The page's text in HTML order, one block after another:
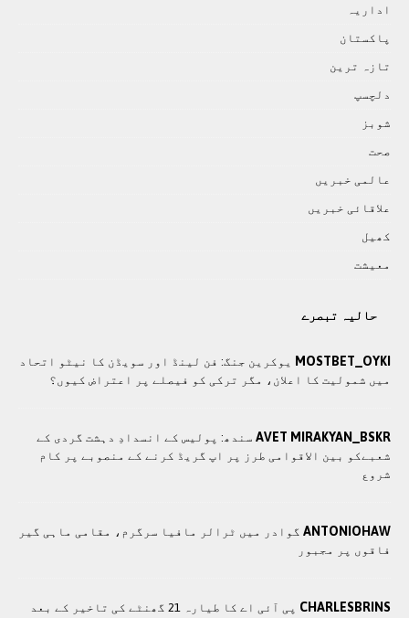
اداريہ
پاکستان
تازہ ترين
دلچسپ
شوبز
صحت
عالمی خبريں
علاقائی خبريں
کھيل
معيشت
حالیہ تبصرے
MOSTBET_OYKI یوکرین جنگ: فن لینڈ اور سویڈن کا نیٹو اتحاد
میں شمولیت کا اعلان، مگر ترکی کو فیصلے پر اعتراض کیوں؟
AVET MIRAKYAN_BSKR سندھ: پوليس کے انسدادِ دہشت گردی کے
شعبےکو بین الاقوامی طرز پر اپ گریڈ کرنے کے منصوبے پر کام
شروع
ANTONIOHAW گوادر میں ٹرالر مافیا سرگرم، مقامی ماہی گیر
فاقوں پر مجبور
CHARLESBRINS
پی آئی اے کا طیارہ 21 گھنٹے کی تاخیر کے بعد